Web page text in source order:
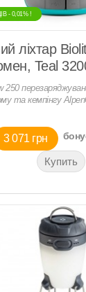
- 0,01% !
- 0,01% !
ліхтар
Teal
250
та кемпінгу
3 071 грн